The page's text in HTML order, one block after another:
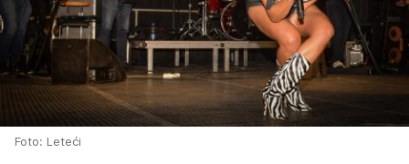
Foto: Leteći